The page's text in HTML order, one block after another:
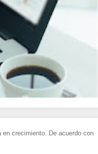
en crecimiento. De acuerdo con